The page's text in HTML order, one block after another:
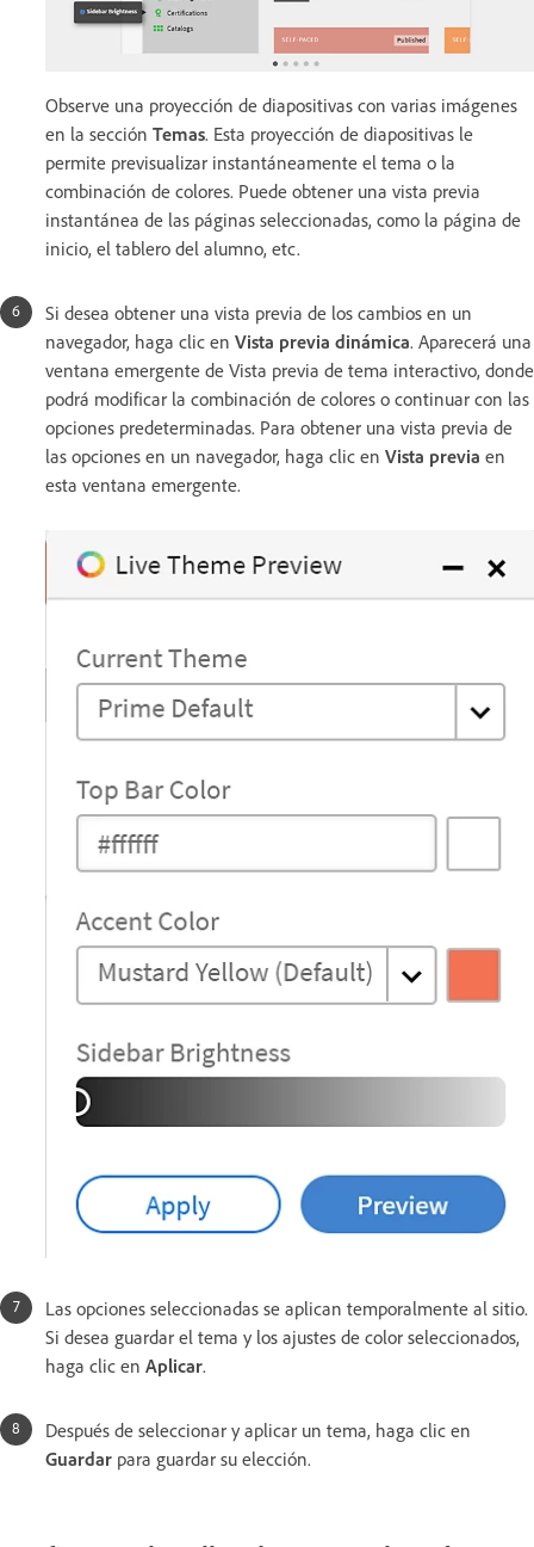
Observe una proyección de diapositivas con varias imágenes
en la sección Temas. Esta proyección de diapositivas le
permite previsualizar instantáneamente el tema o la
combinación de colores. Puede obtener una vista previa
instantánea de las páginas seleccionadas, como la página de
inicio, el tablero del alumno, etc.
Si desea obtener una vista previa de los cambios en un
navegador, haga clic en Vista previa dinámica. Aparecerá una
ventana emergente de Vista previa de tema interactivo, donde
podrá modificar la combinación de colores o continuar con las
opciones predeterminadas. Para obtener una vista previa de
las opciones en un navegador, haga clic en Vista previa en
esta ventana emergente.
Las opciones seleccionadas se aplican temporalmente al sitio.
Si desea guardar el tema y los ajustes de color seleccionados,
haga clic en Aplicar.
Después de seleccionar y aplicar un tema, haga clic en
Guardar para guardar su elección.